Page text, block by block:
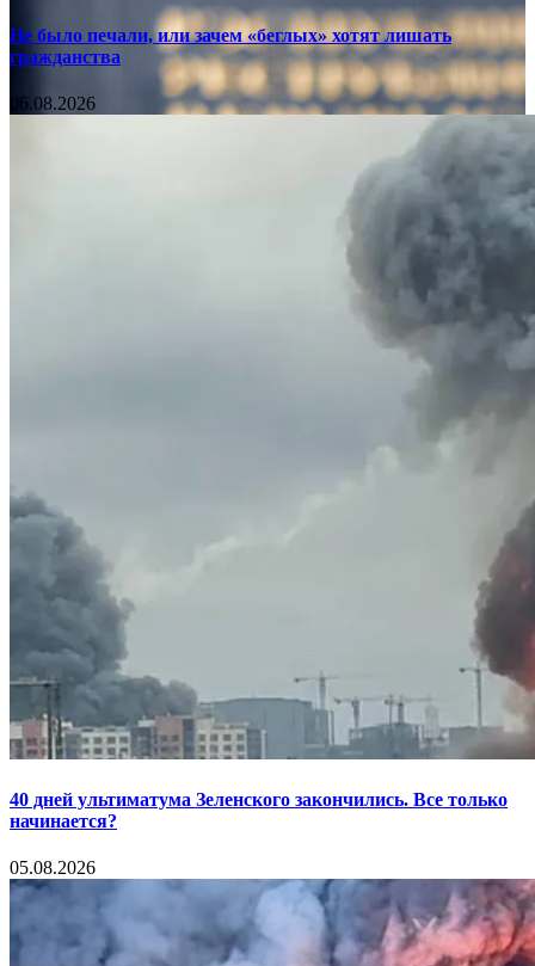
Не было печали, или зачем «беглых» хотят лишать
гражданства
06.08.2026
40 дней ультиматума Зеленского закончились. Все только
начинается?
05.08.2026